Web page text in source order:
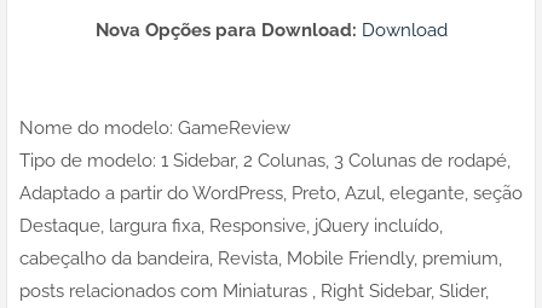
Nova Opções para Download: Download
Nome do modelo: GameReview
Tipo de modelo: 1 Sidebar, 2 Colunas, 3 Colunas de rodapé,
Adaptado a partir do WordPress, Preto, Azul, elegante, seção
Destaque, largura fixa, Responsive, jQuery incluído,
cabeçalho da bandeira, Revista, Mobile Friendly, premium,
posts relacionados com Miniaturas , Right Sidebar, Slider,